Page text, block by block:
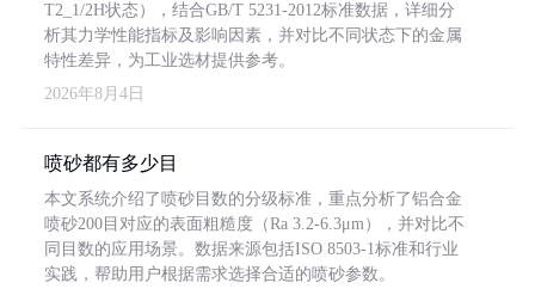
T2_1/2H状态），结合GB/T 5231-2012标准数据，详细分
析其力学性能指标及影响因素，并对比不同状态下的金属
特性差异，为工业选材提供参考。
2026年8月4日
喷砂都有多少目
本文系统介绍了喷砂目数的分级标准，重点分析了铝合金
喷砂200目对应的表面粗糙度（Ra 3.2-6.3μm），并对比不
同目数的应用场景。数据来源包括ISO 8503-1标准和行业
实践，帮助用户根据需求选择合适的喷砂参数。